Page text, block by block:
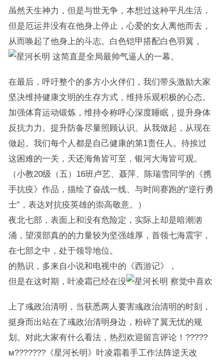
虽然天生神力，但是与世无争，本想过这种平凡生活，
但是厄运并没有在他身上停止，心爱的女人离他而去，
从而唤起了他身上的斗志。白色铠甲搭配白色羽翼，
这简直是全局最帅气逼人的一幕。
在最后，呼吁整个的多方小火伴们，我们带头激励大家
坚决维持健康文明的生存方式，维持乐观积极的心态。
加强体育运动锻炼，维持令称呼心深度睡眠，提升身体
反抗力力。提升防备尽量照顾认识。从我做起，从现在
做起。我们每个人都是自己健康的第1责任人。待挨过
这困难的一关，天还海角皆可至，银河大海皆可观。
（小教20级（五）16班卢艺、聂萍、陈瑞雪同学的《携
手抗疫》作品，描绘了奋战一线、与时间赛跑的“逆行勇
士”，表达对抗疫英雄的崇高敬意。）
夜北七部，表面上和没有危险定，实际上却是暗潮汹
涌，望漠部真的的力量较为坚强雄厚，首领七海震宇，
在七部之中，处于领导地位。
的熟识，多来自小说和电视中的《西游记》，
但是在这时期，叶凌霜已经在没
察觉中喜欢
上了彧政治清明，当获悉两人要害彧政治清明的时刻，
挺身而出站在了彧政治清明身边，粉碎了翼无忧的规
划。对此大家有什么看法，热烈欢迎留言评论！?????
м???????《星河长明》叶凌霜着手工作法阵逆天改